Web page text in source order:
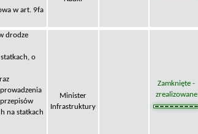
w art. 9fa
drodze
o
na statkach
Minister
Infrastruktury
Zamknięte -
zrealizowane